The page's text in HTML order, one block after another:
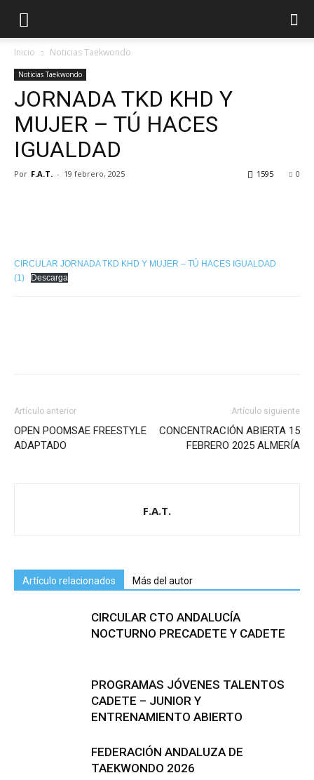
Inicio Noticias Taekwondo
Noticias Taekwondo
JORNADA TKD KHD Y
MUJER – TÚ HACES
IGUALDAD
Por F.A.T. - 19 febrero, 2025 0
1595
CIRCULAR JORNADA TKD KHD Y MUJER – TÚ HACES IGUALDAD
(1)
Descarga
Artículo anterior
OPEN POOMSAE FREESTYLE
ADAPTADO
Artículo siguiente
CONCENTRACIÓN ABIERTA 15
FEBRERO 2025 ALMERÍA
F.A.T.
Artículo relacionados Más del autor
CIRCULAR CTO ANDALUCÍA
NOCTURNO PRECADETE Y CADETE
PROGRAMAS JÓVENES TALENTOS
CADETE – JUNIOR Y
ENTRENAMIENTO ABIERTO
FEDERACIÓN ANDALUZA DE
TAEKWONDO 2026